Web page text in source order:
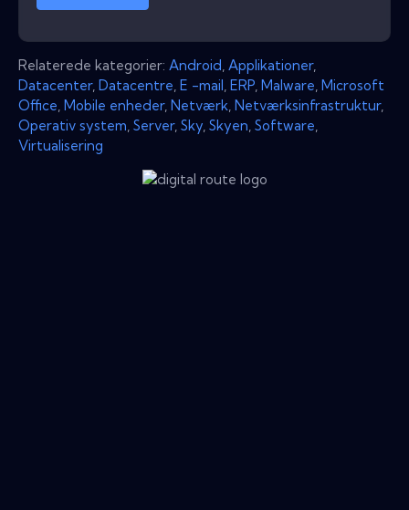
Relaterede kategorier: Android Applikationer,
Datacenter, Datacentre E -mail ERP Malware Microsoft
Office Mobile enheder, Netværk Netværksinfrastruktur,
Operativ system Server, Sky Skyen Software
Virtualisering